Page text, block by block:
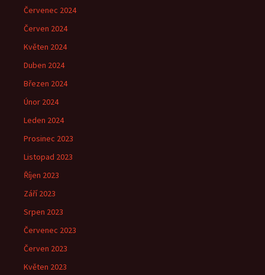
Červenec 2024
Červen 2024
Květen 2024
Duben 2024
Březen 2024
Únor 2024
Leden 2024
Prosinec 2023
Listopad 2023
Říjen 2023
Září 2023
Srpen 2023
Červenec 2023
Červen 2023
Květen 2023